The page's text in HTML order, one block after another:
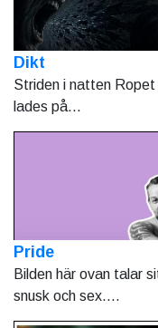
Dikt
Striden i natten
lades på...
Pride
Bilden här ovan talar
snusk och sex....